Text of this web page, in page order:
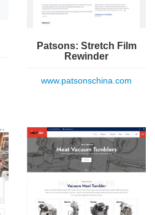
Patsons: Stretch Film
Rewinder
www.patsonschina.com